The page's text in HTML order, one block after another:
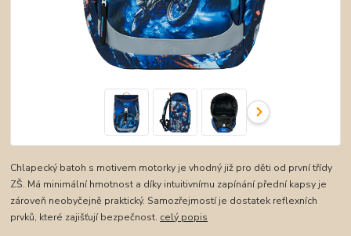
Chlapecký batoh s motivem motorky je vhodný již pro děti od první třídy
ZŠ. Má minimální hmotnost a díky intuitivnímu zapínání přední kapsy je
zároveň neobyčejně praktický. Samozřejmostí je dostatek reflexních
prvků, které zajišťují bezpečnost. celý popis